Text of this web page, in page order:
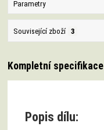
Parametry
Související zboží 3
Kompletní specifikace
Popis dílu: